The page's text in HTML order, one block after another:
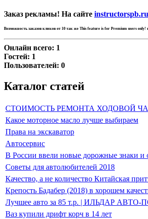
Заказ рекламы! На сайте instructorspb.ru
Возможность заказов кликов от 10 так же This feature is for Premium users only!
Онлайн всего: 1
Гостей: 1
Пользователей: 0
Каталог статей
СТОИМОСТЬ РЕМОНТА ХОДОВОЙ
Какое моторное масло лучше выбираем
Права на экскаватор
Автосервис
В России ввели новые дорожные знаки и
Советы для автолюбителей 2018
Качество, а не количество Китайская
Крепость Бадабер (2018) в хорошем
Лучшее авто за 85 т.р. | ИЛЬДАР АВТО-
Ваз купили дрифт корч в 14 лет